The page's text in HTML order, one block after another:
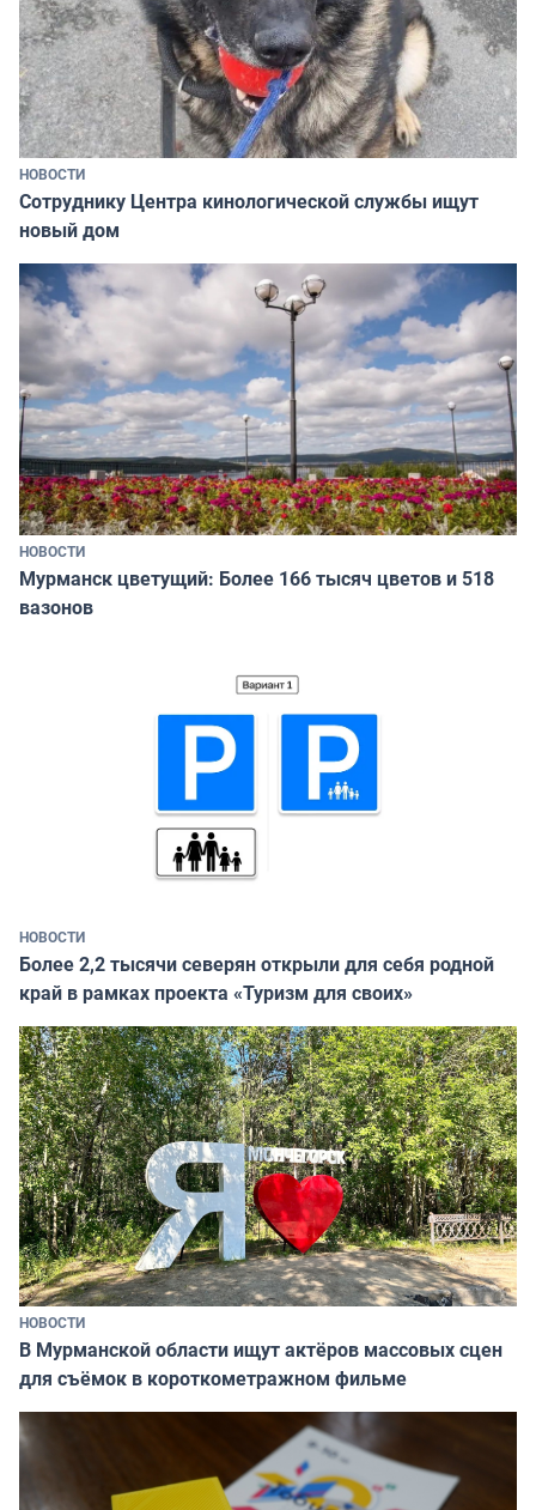
НОВОСТИ
Сотруднику Центра кинологической службы ищут
новый дом
НОВОСТИ
Мурманск цветущий: Более 166 тысяч цветов и 518
вазонов
НОВОСТИ
Более 2,2 тысячи северян открыли для себя родной
край в рамках проекта «Туризм для своих»
НОВОСТИ
В Мурманской области ищут актёров массовых сцен
для съёмок в короткометражном фильме